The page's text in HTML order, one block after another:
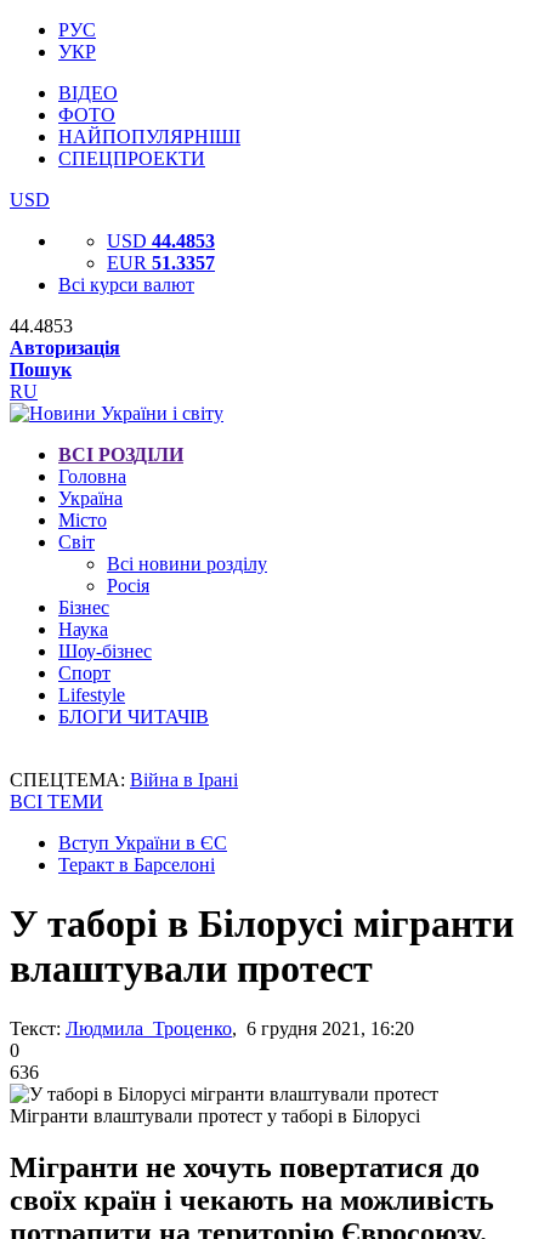
РУС
УКР
ВІДЕО
ФОТО
НАЙПОПУЛЯРНІШІ
СПЕЦПРОЕКТИ
USD
USD 44.4853
EUR 51.3357
Всі курси валют
44.4853
Авторизація
Пошук
RU
ВСІ РОЗДІЛИ
Головна
Україна
Місто
Світ
Всі новини розділу
Росія
Бізнес
Наука
Шоу-бізнес
Спорт
Lifestyle
БЛОГИ ЧИТАЧІВ
СПЕЦТЕМА: Війна в Ірані
ВСІ ТЕМИ
Вступ України в ЄС
Теракт в Барселоні
У таборі в Білорусі мігранти
влаштували протест
Текст: Людмила Троценко, 6 грудня 2021, 16:20
0
636
Мігранти влаштували протест у таборі в Білорусі
Мігранти не хочуть повертатися до
своїх країн і чекають на можливість
потрапити на територію Євросоюзу.